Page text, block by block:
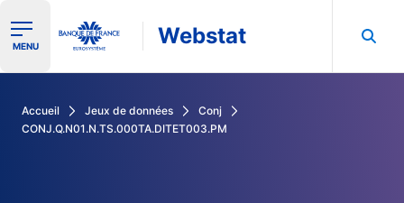
Ouvrir le menu de navigation
MENU Webstat
Accueil Jeux de données
Conj
CONJ.Q.N01.N.TS.000TA.DITET003.PM